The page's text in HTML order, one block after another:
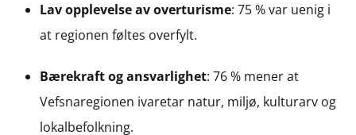
Lav opplevelse av overturisme: 75 % var uenig i
at regionen føltes overfylt.
Bærekraft og ansvarlighet: 76 % mener at
Vefsnaregionen ivaretar natur, miljø, kulturarv og
lokalbefolkning.